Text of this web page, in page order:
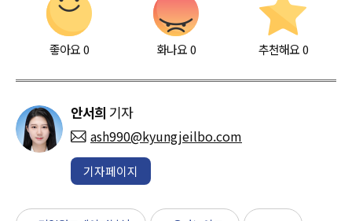
좋아요0 화나요0 추천해요 0
안서희 기자
ash990@kyungjeilbo.com
기자페이지